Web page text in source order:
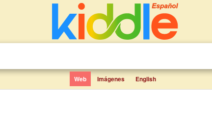
Web Imágenes English